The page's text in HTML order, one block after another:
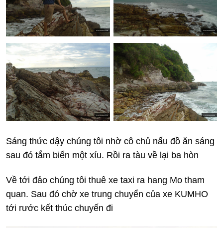
Sáng thức dậy chúng tôi nhờ cô chủ nấu đồ ăn sáng
sau đó tắm biển một xíu. Rồi ra tàu về lại ba hòn
Về tới đảo chúng tôi thuê xe taxi ra hang Mo tham
quan. Sau đó chờ xe trung chuyển của xe KUMHO
tới rước kết thúc chuyến đi